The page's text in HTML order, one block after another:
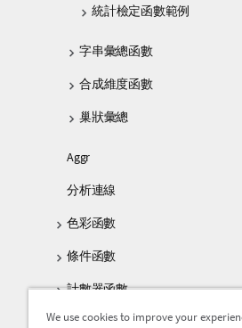
統計檢定函數範例
字串彙總函數
合成維度函數
巢狀彙總
Aggr
分析連線
色彩函數
條件函數
計數器函數
日期與時間函數
We use cookies to improve your